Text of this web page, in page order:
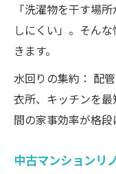
「洗濯物を干す場
しにくい」。そん
きます。
水回りの集約： 配
衣所、キッチンを
間の家事効率が格段
中古マンションリ